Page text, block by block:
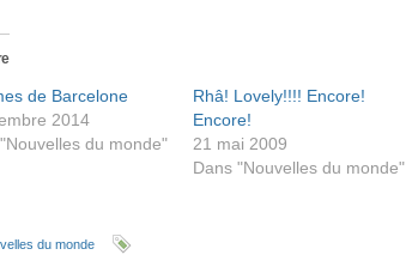
de Barcelone
2014
du monde"
Rhâ! Lovely!!!! Encore!
Encore!
21 mai 2009
Dans "Nouvelles du monde"
du monde